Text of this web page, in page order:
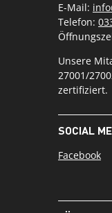
E-Mail:
Telefon:
Unsere
27001/
zertifiziert.
SOCIAL
Facebook